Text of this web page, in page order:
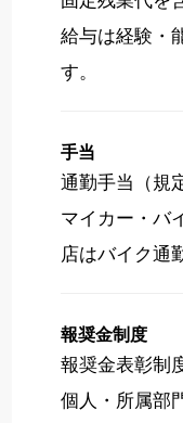
給与は経験・
す。
手当
通勤手当（規
マイカー・バ
店はバイク通
報奨金制度
報奨金表彰制
個人・所属部